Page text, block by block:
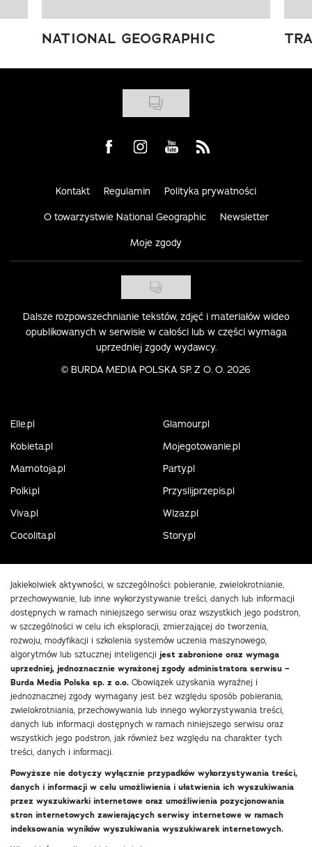
NATIONAL GEOGRAPHIC
Visit us on Facebook
Visit us on Instagram
Visit us on Youtube
Visit us on Rss
Kontakt Regulamin Polityka prywatności
O towarzystwie National Geographic Newsletter
Moje zgody
Dalsze rozpowszechnianie tekstów, zdjęć i materiałów wideo
opublikowanych w serwisie w całości lub w części wymaga
uprzedniej zgody wydawcy.
© BURDA MEDIA POLSKA SP. Z O. O. 2026
Elle.pl
Glamour.pl
Kobieta.pl
Mojegotowanie.pl
Mamotoja.pl
Party.pl
Polki.pl
Przyslijprzepis.pl
Viva.pl
Wizaz.pl
Cocolita.pl
Story.pl
Jakiekolwiek aktywności, w szczególności: pobieranie, zwielokrotnianie,
przechowywanie, lub inne wykorzystywanie treści, danych lub informacji
dostępnych w ramach niniejszego serwisu oraz wszystkich jego podstron,
w szczególności w celu ich eksploracji, zmierzającej do tworzenia,
rozwoju, modyfikacji i szkolenia systemów uczenia maszynowego,
algorytmów lub sztucznej inteligencji jest zabronione oraz wymaga
uprzedniej, jednoznacznie wyrażonej zgody administratora serwisu –
Burda Media Polska sp. z o.o. Obowiązek uzyskania wyraźnej i
jednoznacznej zgody wymagany jest bez względu sposób pobierania,
zwielokrotniania, przechowywania lub innego wykorzystywania treści,
danych lub informacji dostępnych w ramach niniejszego serwisu oraz
wszystkich jego podstron, jak również bez względu na charakter tych
treści, danych i informacji.
Powyższe nie dotyczy wyłącznie przypadków wykorzystywania treści,
danych i informacji w celu umożliwienia i ułatwienia ich wyszukiwania
przez wyszukiwarki internetowe oraz umożliwienia pozycjonowania
stron internetowych zawierających serwisy internetowe w ramach
indeksowania wyników wyszukiwania wyszukiwarek internetowych.